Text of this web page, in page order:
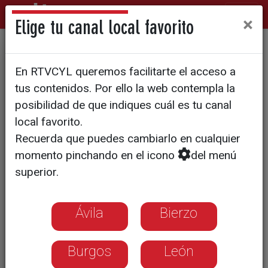
El 'Descenso de San Pedro' de
la Peña 'El Pañuelo'
Elige tu canal local favorito ×
En RTVCYL queremos facilitarte el acceso a
tus contenidos. Por ello la web contempla la
posibilidad de que indiques cuál es tu canal
local favorito.
Recuerda que puedes cambiarlo en cualquier
momento pinchando en el icono
del menú
superior.
Ávila Bierzo
Burgos León